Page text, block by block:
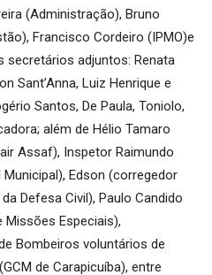
(Administração), Bruno
Francisco Cordeiro (IPMO)e
secretários adjuntos: Renata
Sant’Anna, Luiz Henrique e
Santos, De Paula, Toniolo,
além de Hélio Tamaro
Assaf), Inspetor Raimundo
Edson (corregedor
Defesa Civil), Paulo Candido
Missões Especiais),
Bombeiros voluntários de
de Carapicuíba), entre